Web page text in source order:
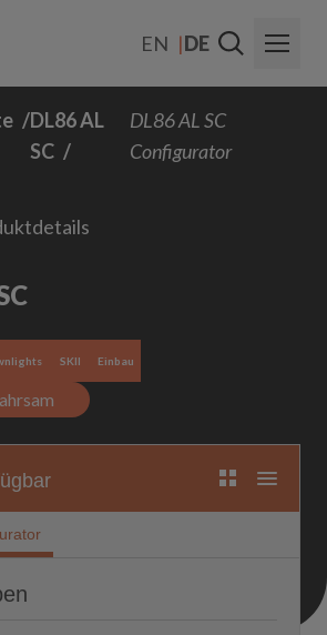
EN
DE
Über Uns
Produkte
DL86 AL
SC
DL86 AL SC
Configurator
SKII Einbau